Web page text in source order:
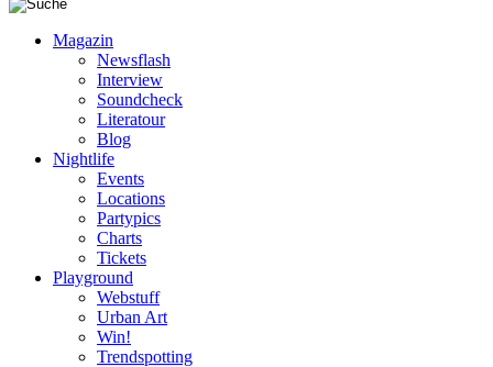
Magazin
Newsflash
Interview
Soundcheck
Literatour
Blog
Nightlife
Events
Locations
Partypics
Charts
Tickets
Playground
Webstuff
Urban Art
Win!
Trendspotting